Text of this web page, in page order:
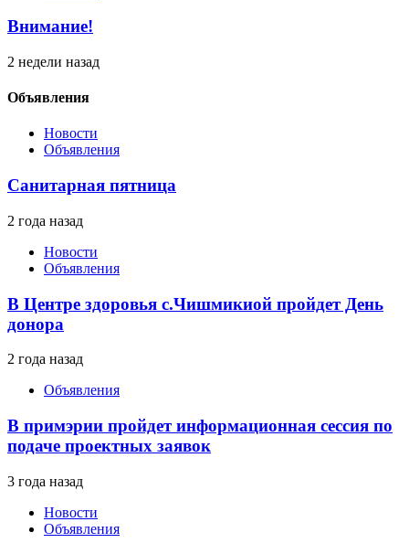
Внимание!
2 недели назад
Объявления
Новости
Объявления
Санитарная пятница
2 года назад
Новости
Объявления
В Центре здоровья с.Чишмикиой пройдет День
донора
2 года назад
Объявления
В примэрии пройдет информационная сессия по
подаче проектных заявок
3 года назад
Новости
Объявления